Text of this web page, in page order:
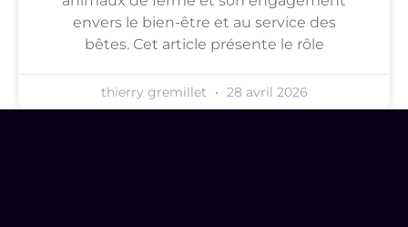
envers le bien-être et au service des
bêtes. Cet article présente le rôle
thierry gremillet 28 avril 2026